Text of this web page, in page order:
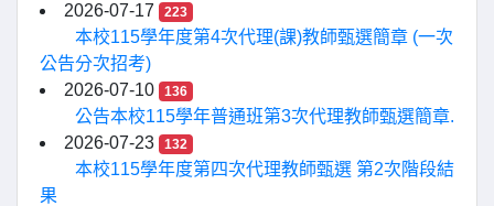
2026-07-17
223
本校115學年度第4次代理(課)教師甄選簡章 (一次
公告分次招考)
2026-07-10
136
公告本校115學年普通班第3次代理教師甄選簡章.
2026-07-23
132
本校115學年度第四次代理教師甄選 第2次階段結
果